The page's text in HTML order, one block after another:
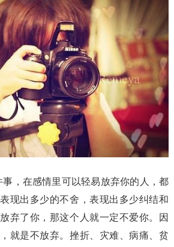
，在感情里可以轻易放弃你的人，都
现出多少的不舍，表现出多少纠结和
弃了你，那这个人就一定不爱你。因
就是不放弃。挫折、灾难、病痛、贫